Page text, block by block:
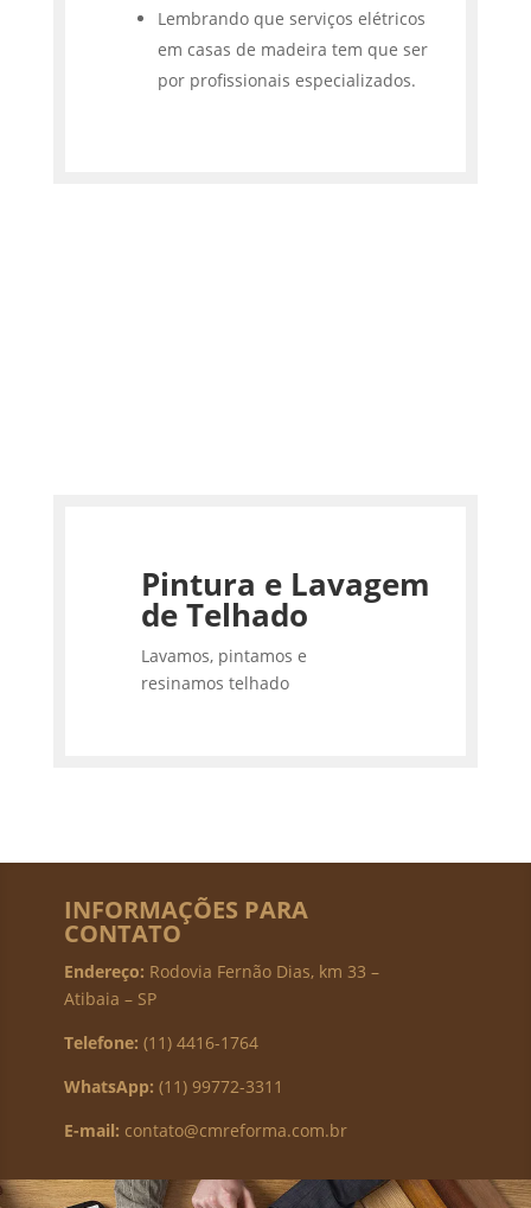
Lembrando que serviços elétricos
em casas de madeira tem que ser
por profissionais especializados.
Pintura e Lavagem
de Telhado
Lavamos, pintamos e
resinamos telhado
INFORMAÇÕES PARA
CONTATO
Endereço: Rodovia Fernão Dias, km 33 –
Atibaia – SP
Telefone: (11) 4416-1764
WhatsApp: (11) 99772-3311
E-mail: contato@cmreforma.com.br